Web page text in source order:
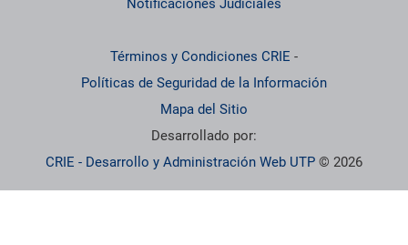
Notificaciones Judiciales
Términos y Condiciones CRIE -
Políticas de Seguridad de la Información
Mapa del Sitio
Desarrollado por:
CRIE - Desarrollo y Administración Web UTP © 2026